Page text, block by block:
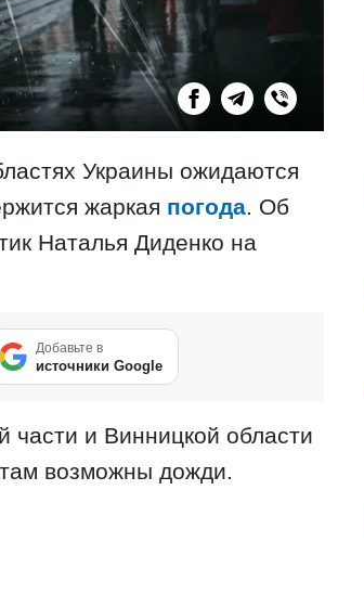
Украины ожидаются
жаркая погода. Об
Наталья Диденко на
Добавьте в
источники Google
части и Винницкой области
возможны дожди.